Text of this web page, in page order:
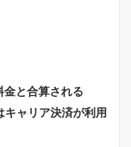
と合算される
ャリア決済が利用